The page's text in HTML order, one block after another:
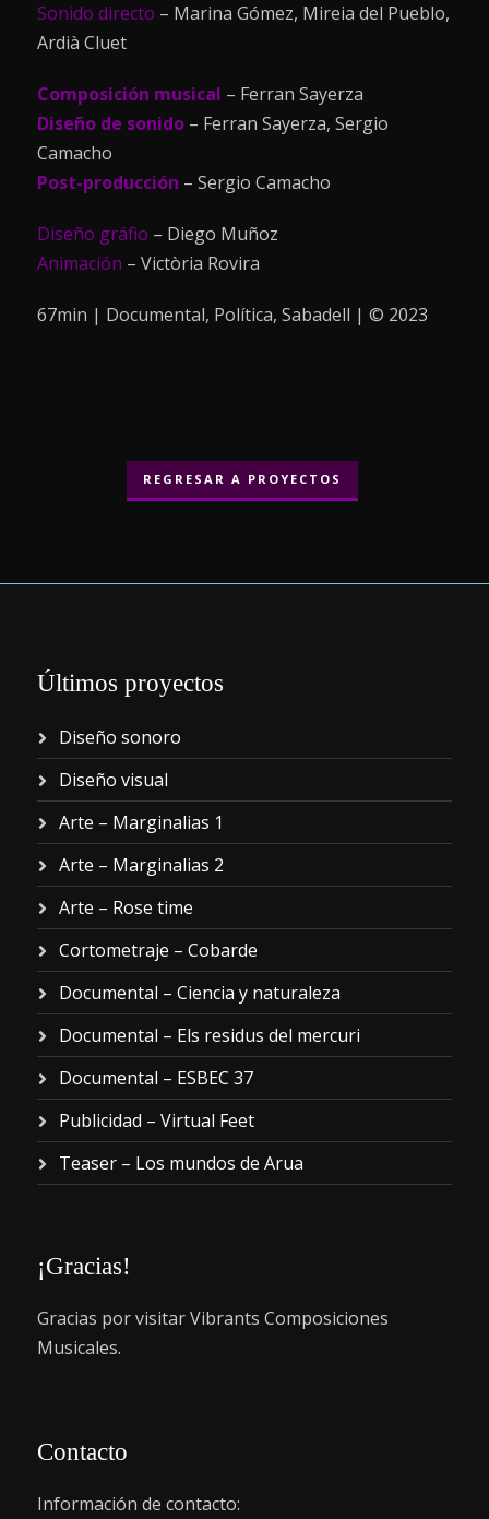
Sonido directo – Marina Gómez, Mireia del Pueblo,
Ardià Cluet
Composición musical – Ferran Sayerza
Diseño de sonido – Ferran Sayerza, Sergio
Camacho
Post-producción – Sergio Camacho
Diseño gráfio – Diego Muñoz
Animación – Victòria Rovira
67min | Documental, Política, Sabadell | © 2023
REGRESAR A PROYECTOS
Últimos proyectos
Diseño sonoro
Diseño visual
Arte – Marginalias 1
Arte – Marginalias 2
Arte – Rose time
Cortometraje – Cobarde
Documental – Ciencia y naturaleza
Documental – Els residus del mercuri
Documental – ESBEC 37
Publicidad – Virtual Feet
Teaser – Los mundos de Arua
¡Gracias!
Gracias por visitar Vibrants Composiciones
Musicales.
Contacto
Información de contacto: